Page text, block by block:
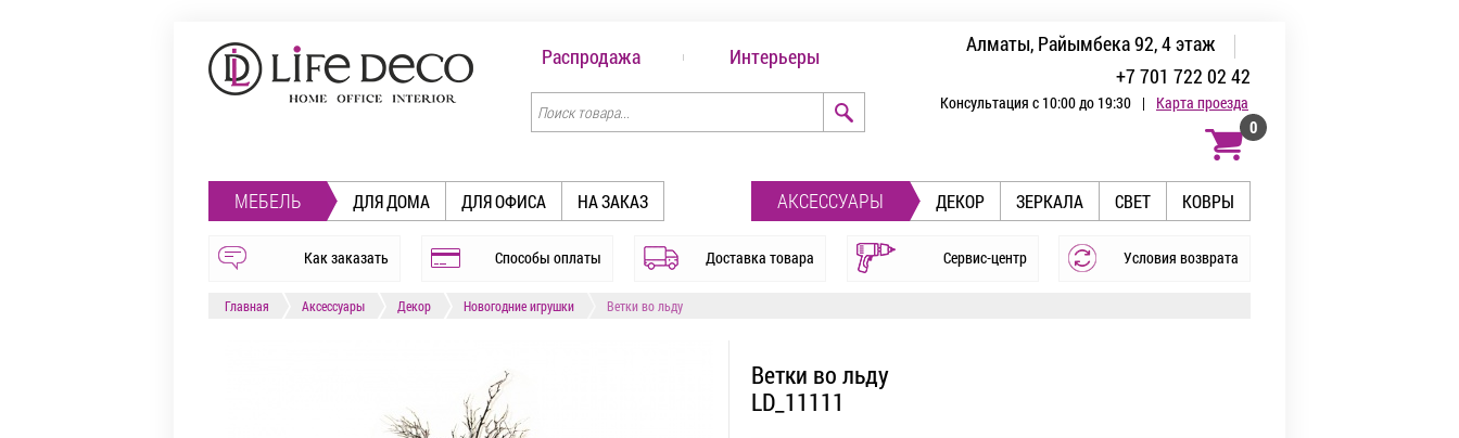
Распродажа Интерьеры
Алматы, Райымбека 92, 4 этаж
+7 701 722 02 42
Консультация с 10:00 до 19:30 | Карта проезда
0
МЕБЕЛЬ ДЛЯ ДОМА ДЛЯ ОФИСА НА ЗАКАЗ АКСЕССУАРЫ ДЕКОР ЗЕРКАЛА СВЕТ КОВРЫ
Как заказать Способы оплаты Доставка товара Сервис-центр Условия возврата
Главная Аксессуары Декор Новогодние игрушки Ветки во льду
Ветки во льду
LD_11111